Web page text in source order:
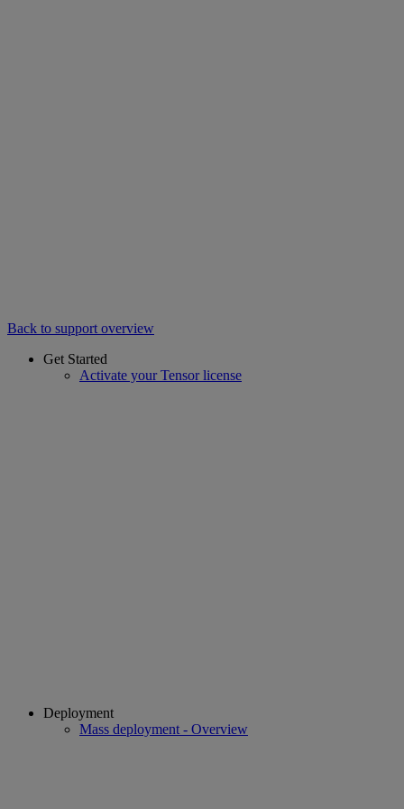
Back to support overview
Get Started
Activate your Tensor license
Deployment
Mass deployment - Overview